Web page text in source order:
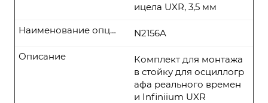
ицела UXR, 3,5 мм
N2156A
Наименование опции
Комплект для монтажа
в стойку для осциллогр
афа реального времен
и Infiniium UXR
Описание